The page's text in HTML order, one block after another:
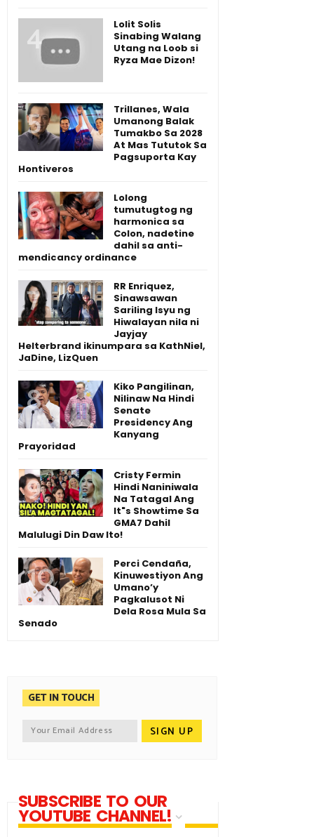
Lolit Solis
Sinabing Walang
Utang na Loob si
Ryza Mae Dizon!
Trillanes, Wala
Umanong Balak
Tumakbo Sa 2028
At Mas Tututok Sa
Pagsuporta Kay
Hontiveros
Lolong
tumutugtog ng
harmonica sa
Colon, nadetine
dahil sa anti-
mendicancy ordinance
RR Enriquez,
Sinawsawan
Sariling Isyu ng
Hiwalayan nila ni
Jayjay
Helterbrand ikinumpara sa KathNiel,
JaDine, LizQuen
Kiko Pangilinan,
Nilinaw Na Hindi
Senate
Presidency Ang
Kanyang
Prayoridad
Cristy Fermin
Hindi Naniniwala
Na Tatagal Ang
It"s Showtime Sa
GMA7 Dahil
Malulugi Din Daw Ito!
Perci Cendaña,
Kinuwestiyon Ang
Umano’y
Pagkalusot Ni
Dela Rosa Mula Sa
Senado
GET IN TOUCH
SUBSCRIBE TO OUR
YOUTUBE CHANNEL!